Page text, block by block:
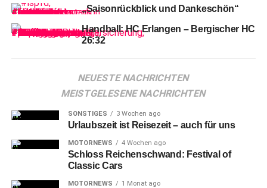
DieGäste hielten sich zunächst kompakt, versuchten
nach Ballgewinnen schnelle Umschaltaktionen – doch
die Nürnberger Defensive ließ keine gefährlichen
„Saisonrückblick und Dankeschön“
Handball: HC Erlangen – Bergischer HC
26:32
NEUESTE NACHRICHTEN
MEISTGELESENE NACHRICHTEN
SONSTIGES 3 Wochen ago
Urlaubszeit ist Reisezeit – auch für uns
MOTORNEWS 4 Wochen ago
Schloss Reichenschwand: Festival of
Classic Cars
MOTORNEWS 1 Monat ago